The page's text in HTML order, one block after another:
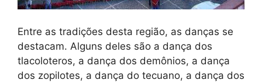
Entre as tradições desta região, as danças se
destacam. Alguns deles são a dança dos
tlacoloteros, a dança dos demônios, a dança
dos zopilotes, a dança do tecuano, a dança dos